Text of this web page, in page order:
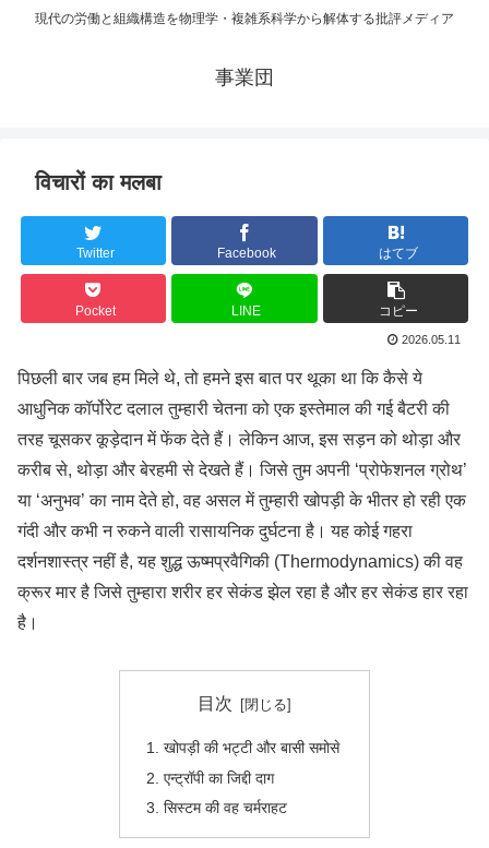
現代の労働と組織構造を物理学・複雑系科学から解体する批評メディア
事業団
विचारों का मलबा
Twitter Facebook はてブ
Pocket LINE コピー
2026.05.11
पिछली बार जब हम मिले थे, तो हमने इस बात पर थूका था कि कैसे ये
आधुनिक कॉर्पोरेट दलाल तुम्हारी चेतना को एक इस्तेमाल की गई बैटरी की
तरह चूसकर कूड़ेदान में फेंक देते हैं। लेकिन आज, इस सड़न को थोड़ा और
करीब से, थोड़ा और बेरहमी से देखते हैं। जिसे तुम अपनी ‘प्रोफेशनल ग्रोथ’
या ‘अनुभव’ का नाम देते हो, वह असल में तुम्हारी खोपड़ी के भीतर हो रही एक
गंदी और कभी न रुकने वाली रासायनिक दुर्घटना है। यह कोई गहरा
दर्शनशास्त्र नहीं है, यह शुद्ध ऊष्मप्रवैगिकी (Thermodynamics) की वह
क्रूर मार है जिसे तुम्हारा शरीर हर सेकंड झेल रहा है और हर सेकंड हार रहा
है।
目次
खोपड़ी की भट्टी और बासी समोसे
एन्ट्रॉपी का जिद्दी दाग
सिस्टम की वह चर्मराहट